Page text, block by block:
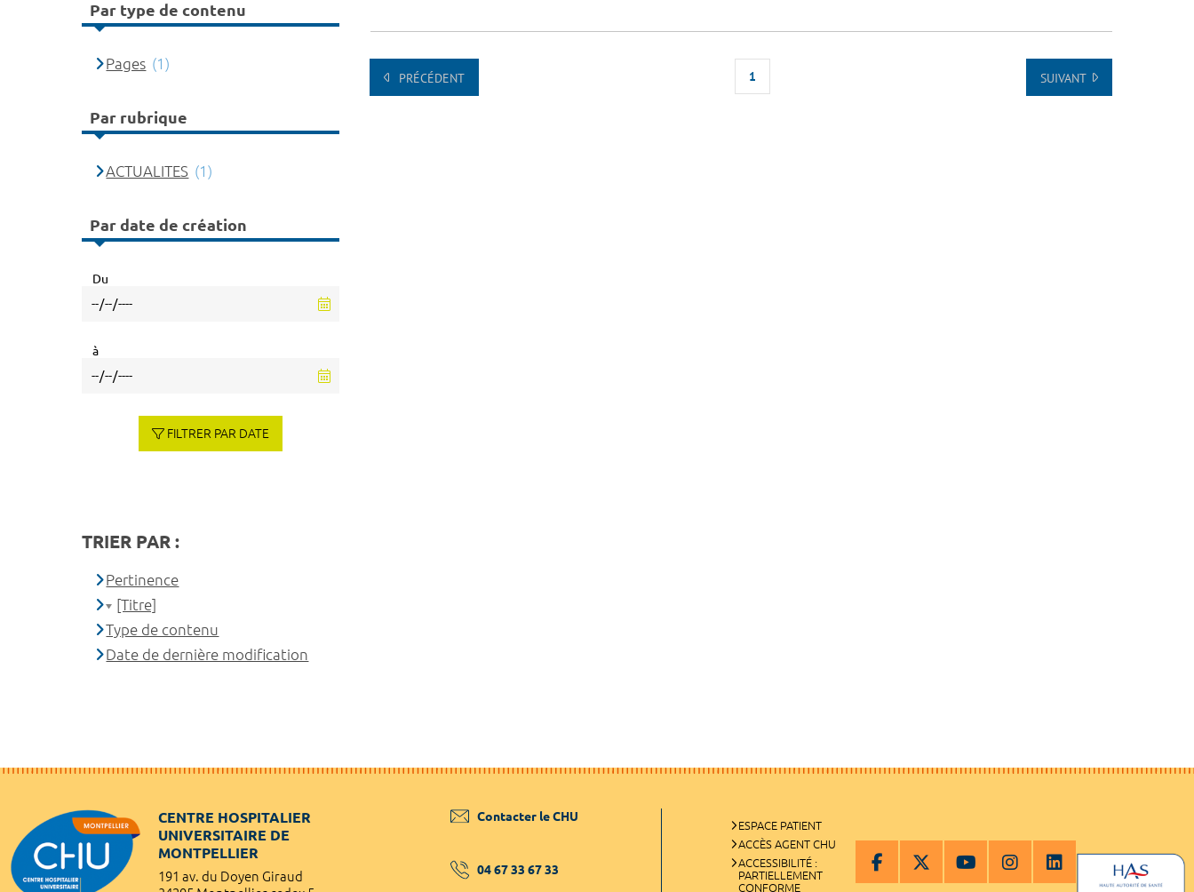
PRÉCÉDENT 1 SUIVANT
Par type de contenu
Pages (1)
Par rubrique
ACTUALITES (1)
Par date de création
Du
à
FILTRER PAR DATE
TRIER PAR :
Pertinence
[Titre]
Type de contenu
Date de dernière modification
CENTRE HOSPITALIER
UNIVERSITAIRE DE
MONTPELLIER
191 av. du Doyen Giraud
Contacter le CHU
04 67 33 67 33
ESPACE PATIENT
ACCÈS AGENT CHU
ACCESSIBILITÉ :
PARTIELLEMENT
CONFORME